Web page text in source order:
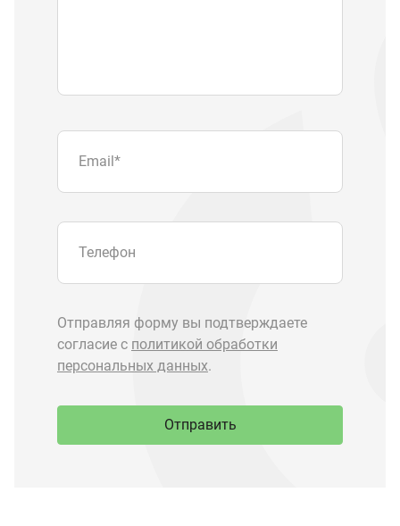
Запчасти Урал
Запчасти Камаз
Спецпредложения